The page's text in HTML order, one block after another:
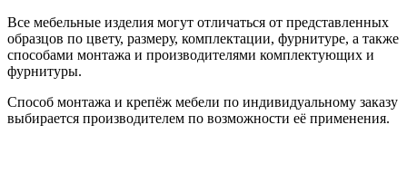
Все мебельные изделия могут отличаться от представленных
образцов по цвету, размеру, комплектации, фурнитуре, а также
способами монтажа и производителями комплектующих и
фурнитуры.
Способ монтажа и крепёж мебели по индивидуальному заказу
выбирается производителем по возможности её применения.